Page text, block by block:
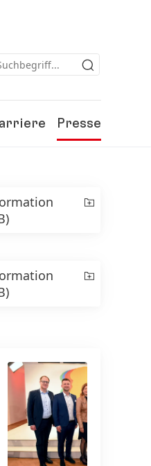
bedeuten,
zu
nutzen wir
und treiben
Presse